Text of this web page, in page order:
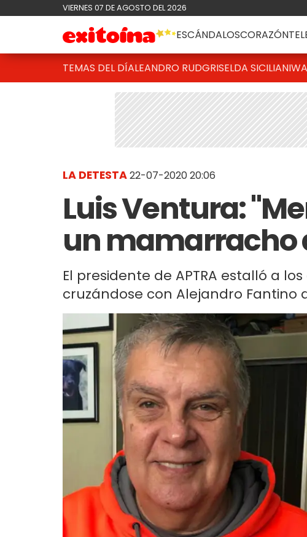
VIERNES 07 DE AGOSTO DEL 2026
ESCÁNDALOSCORAZÓN
TEMAS DEL DÍALEANDRO RUDGRISELDA SICILIANI
LA DETESTA22-07-2020 20:06
Luis Ventura:
un mamarracho
El presidente de APTRA estalló a
cruzándose con Alejandro Fantino